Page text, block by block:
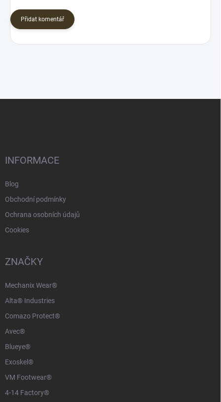
Přidat komentář
INFORMACE
Blog
Obchodní podmínky
Ochrana osobních údajů
Cookies
ZNAČKY
Mechanix Wear®
Alta® Industries
Comazo Protect®
Avec®
Blueye®
Exoskel®
VM Footwear®
4-14 Factory®